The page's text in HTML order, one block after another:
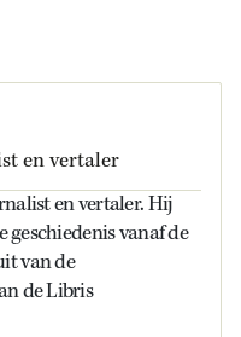
en vertaler
en vertaler. Hij
vanaf de
van de
de Libris